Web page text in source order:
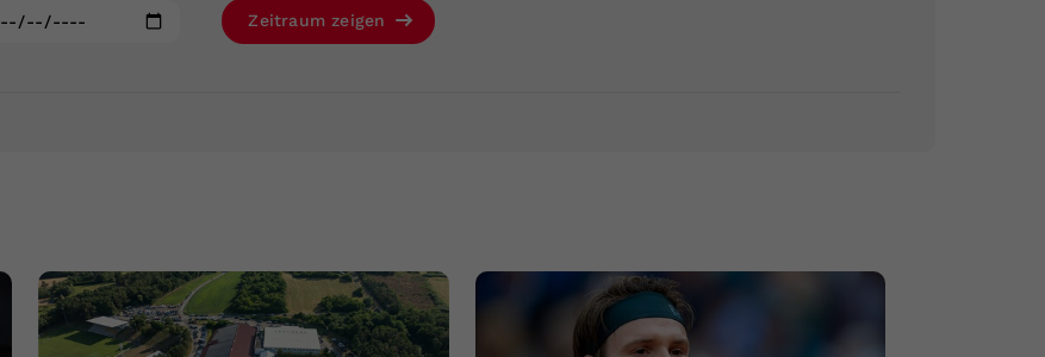
Zeitraum zeigen
Ihrer vorgenommen Einstellungen, falls der